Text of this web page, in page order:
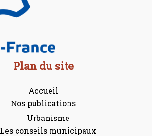
Plan du site
Accueil
Nos publications
Urbanisme
Les conseils municipaux